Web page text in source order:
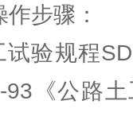
作步骤：
验规程
《公路